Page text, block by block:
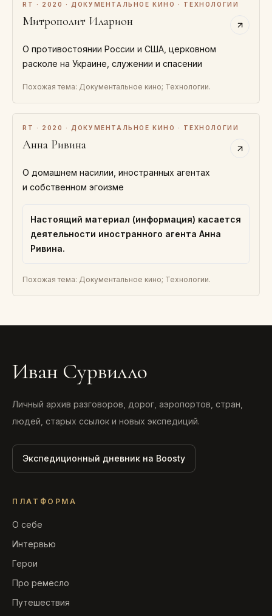
RT · 2020 · ДОКУМЕНТАЛЬНОЕ КИНО · ТЕХНОЛОГИИ
Митрополит Иларион
О противостоянии России и США, церковном
расколе на Украине, служении и спасении
Похожая тема: Документальное кино; Технологии.
RT · 2020 · ДОКУМЕНТАЛЬНОЕ КИНО · ТЕХНОЛОГИИ
Анна Ривина
О домашнем насилии, иностранных агентах
и собственном эгоизме
Настоящий материал (информация) касается
деятельности иностранного агента Анна
Ривина.
Похожая тема: Документальное кино; Технологии.
Иван Сурвилло
Личный архив разговоров, дорог, аэропортов, стран,
людей, старых ссылок и новых экспедиций.
Экспедиционный дневник на Boosty
ПЛАТФОРМА
О себе
Интервью
Герои
Про ремесло
Путешествия